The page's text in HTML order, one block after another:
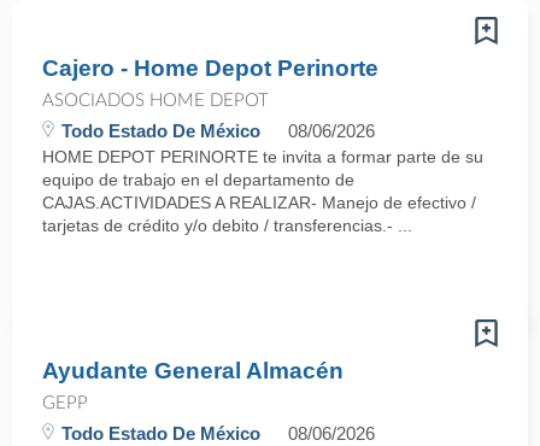
Cajero - Home Depot Perinorte
ASOCIADOS HOME DEPOT
Todo Estado De México 08/06/2026
HOME DEPOT PERINORTE te invita a formar parte de su
equipo de trabajo en el departamento de
CAJAS.ACTIVIDADES A REALIZAR- Manejo de efectivo /
tarjetas de crédito y/o debito / transferencias.- ...
Ayudante General Almacén
GEPP
Todo Estado De México 08/06/2026